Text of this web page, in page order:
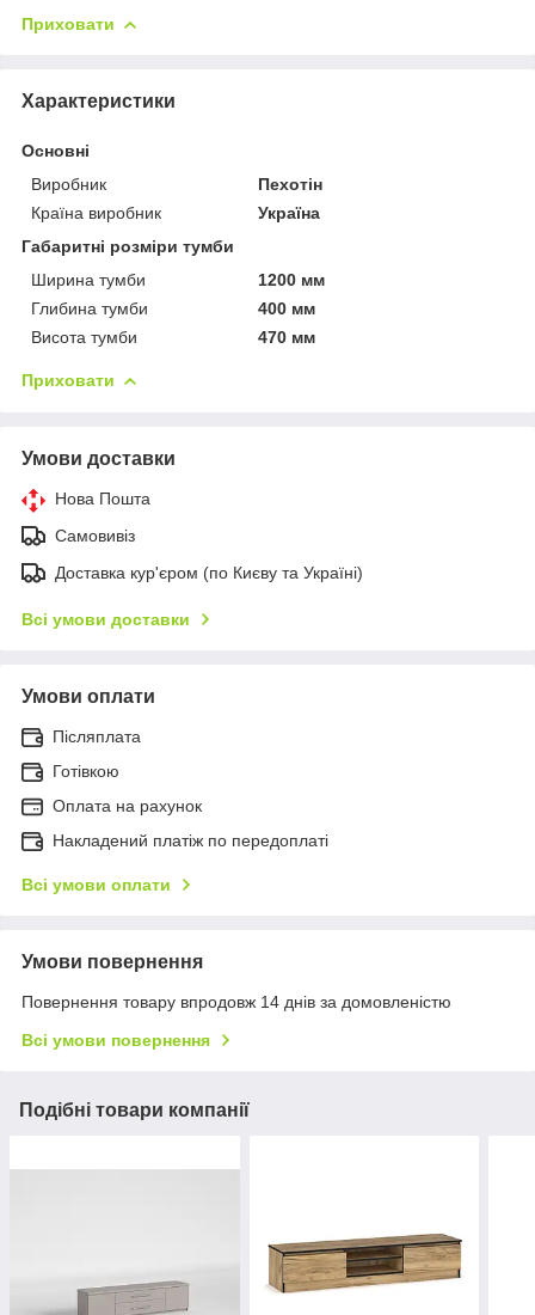
Приховати
Характеристики
Основні
Виробник
Пехотін
Країна виробник
Україна
Габаритні розміри тумби
Ширина тумби
1200 мм
Глибина тумби
400 мм
Висота тумби
470 мм
Приховати
Умови доставки
Нова Пошта
Самовивіз
Доставка кур'єром (по Києву та Україні)
Всі умови доставки
Умови оплати
Післяплата
Готівкою
Оплата на рахунок
Накладений платіж по передоплаті
Всі умови оплати
Умови повернення
Повернення товару впродовж 14 днів за домовленістю
Всі умови повернення
Подібні товари компанії